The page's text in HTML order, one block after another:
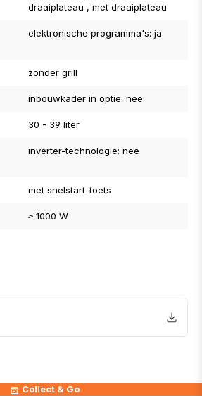
draaiplateau , met draaiplateau
elektronische programma's: ja
zonder grill
inbouwkader in optie: nee
30 - 39 liter
inverter-technologie: nee
met snelstart-toets
≥ 1000 W
Collect & Go